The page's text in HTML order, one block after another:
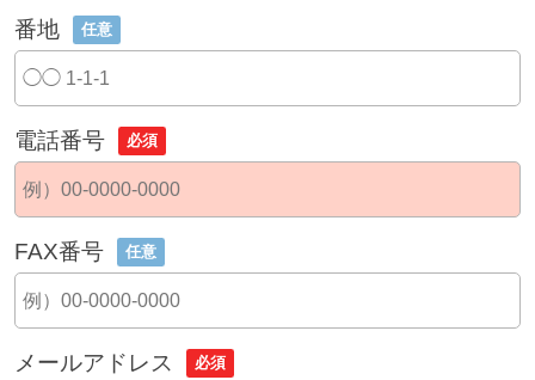
番地 任意
電話番号 必須
FAX番号 任意
メールアドレス 必須